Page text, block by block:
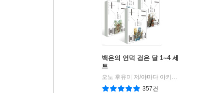
백은의 언덕 검은 달 1~4 세
트
오노 후유미 저/야마다 아키히로 그림/추지나,이진 역
357건